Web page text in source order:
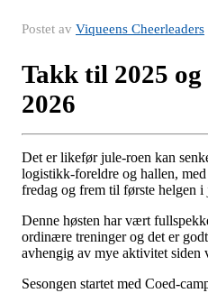
Postet av Viqueens Cheerleaders
Takk til 2025
2026
Det er likefør jule-roen kan
logistikk-foreldre og hallen,
fredag og frem til første helgen
Denne høsten har vært
ordinære treninger og det er
avhengig av mye aktivitet siden
Sesongen startet med Coed-